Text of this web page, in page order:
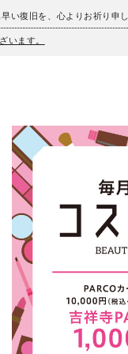
い復旧を、心よりお祈り申し
います。